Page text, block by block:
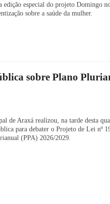
especial do projeto Domingo
sobre a saúde da mulher.
sobre Plano
de Araxá realizou, na tarde desta
para debater o Projeto de Lei nº
(PPA) 2026/2029.